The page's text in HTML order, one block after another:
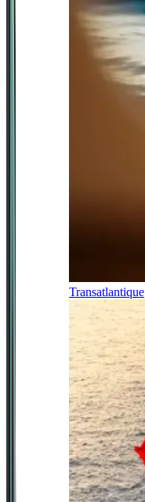
Transatlantique